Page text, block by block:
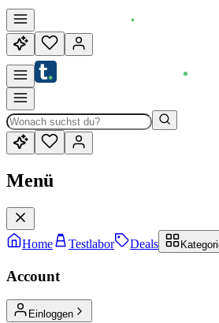
Menü
Home Testlabor Deals
Account
Einloggen